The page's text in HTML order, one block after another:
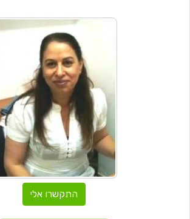
התקשרו אלי